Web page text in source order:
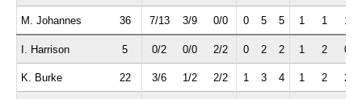
M. Johannes 36 7/13 3/9 0/0 0 5 5 1 1 1
I. Harrison 5 0/2 0/0 2/2 0 2 2 1 2 0
K. Burke 22 3/6 1/2 2/2 1 3 4 1 2 2